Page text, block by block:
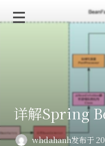
详解Spring
whdahanh发布于